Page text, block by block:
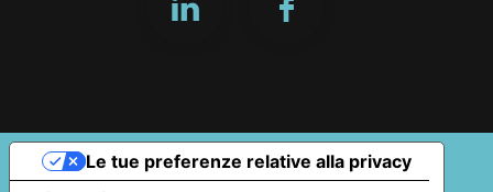
Le tue preferenze relative alla privacy